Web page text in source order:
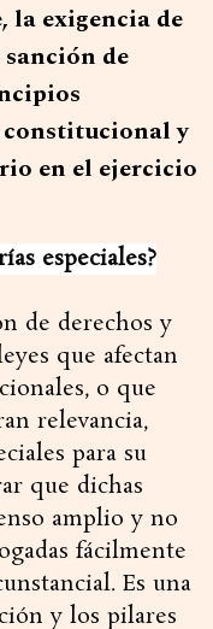
la exigencia de
de
y
en el ejercicio
especiales?
de derechos y
que afectan
o que
relevancia,
para su
que dichas
amplio y no
fácilmente
Es una
y los pilares